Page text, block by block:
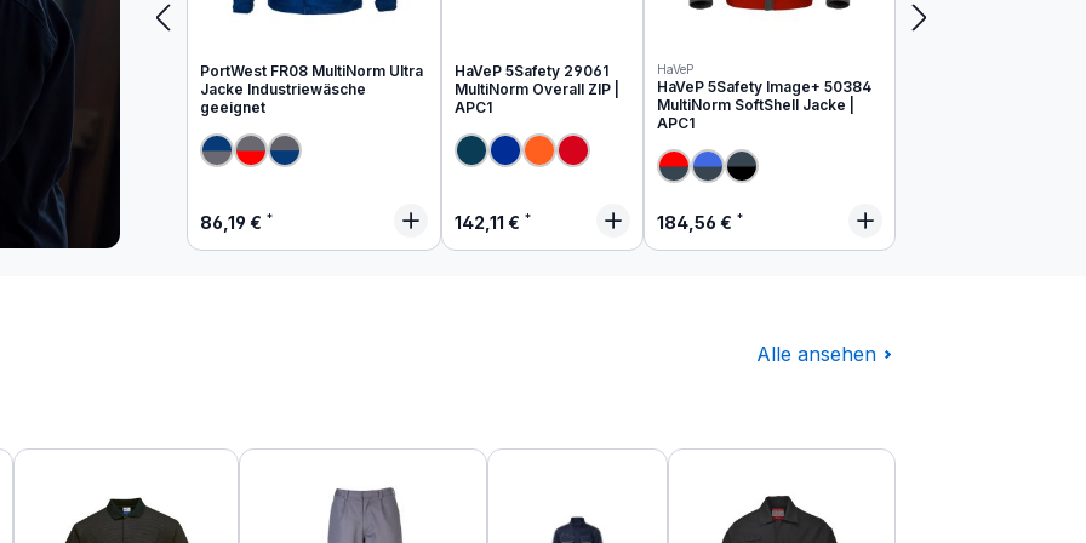
PortWest FR08 MultiNorm Ultra
Jacke Industriewäsche
geeignet
Regulärer Preis:
86,19 €
HaVeP 5Safety 29061
MultiNorm Overall ZIP |
APC1
Regulärer Preis:
142,11 €
HaVeP
HaVeP 5Safety Image+ 50384
MultiNorm SoftShell Jacke |
APC1
Regulärer Preis:
184,56 €
Alle ansehen